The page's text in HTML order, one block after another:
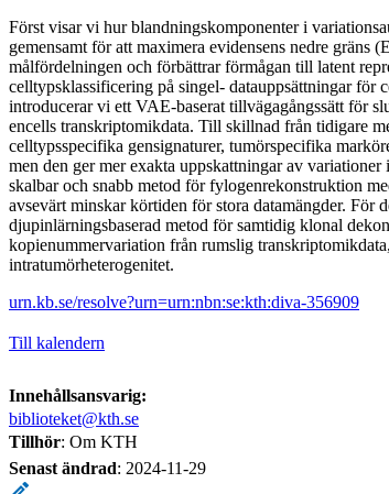
Först visar vi hur blandningskomponenter i
gemensamt för att maximera evidensens nedre gräns
målfördelningen och förbättrar förmågan till latent
celltypsklassificering på singel- datauppsättningar för
introducerar vi ett VAE-baserat tillvägagångssätt för
encells transkriptomikdata. Till skillnad från tidigare
celltypsspecifika gensignaturer, tumörspecifika
men den ger mer exakta uppskattningar av
skalbar och snabb metod för fylogenrekonstruktion
avsevärt minskar körtiden för stora datamängder. För
djupinlärningsbaserad metod för samtidig klonal
kopienummervariation från rumslig
intratumörheterogenitet.
urn.kb.se/resolve?urn=urn:nbn:se:kth:diva-356909
Till kalendern
Innehållsansvarig:
biblioteket@kth.se
Tillhör: Om KTH
Senast ändrad: 2024-11-29